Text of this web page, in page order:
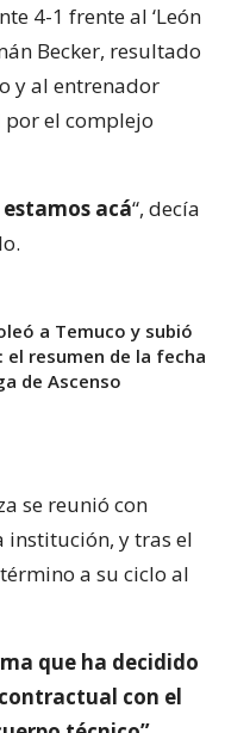
4-1 frente al ‘León
Becker, resultado
y al entrenador
el complejo
acá“, decía
a Temuco y subió
el resumen de la fecha
de Ascenso
se reunió con
institución, y tras el
a su ciclo al
que ha decidido
con el